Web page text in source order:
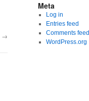
→
Meta
Log in
Entries feed
Comments feed
WordPress.org